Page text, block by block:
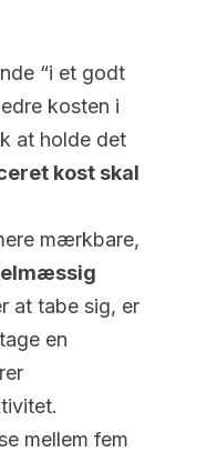
“i et godt
kosten i
at holde det
kost skal
mærkbare,
at tabe sig, er
en
mellem fem